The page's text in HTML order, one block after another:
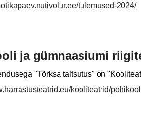
tulemused-2024/
ja gümnaasiumi
"Tõrksa taltsutus" on
kooliteatrid/